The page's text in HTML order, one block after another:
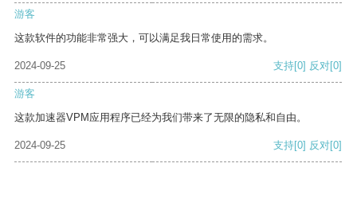
游客
这款软件的功能非常强大，可以满足我日常使用的需求。
2024-09-25 支持[0] 反对[0]
游客
这款加速器VPM应用程序已经为我们带来了无限的隐私和自由。
2024-09-25 支持[0] 反对[0]